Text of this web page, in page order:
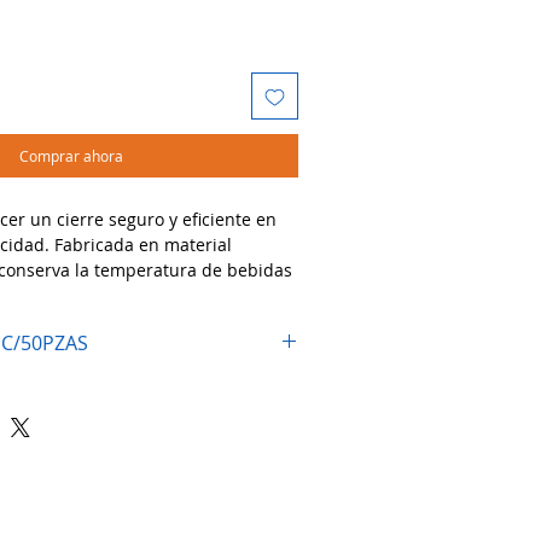
Comprar ahora
un cierre seguro y eficiente en
Fabricada en material
la temperatura de bebidas
llevar
y servicios de comida para llevar
50PZAS